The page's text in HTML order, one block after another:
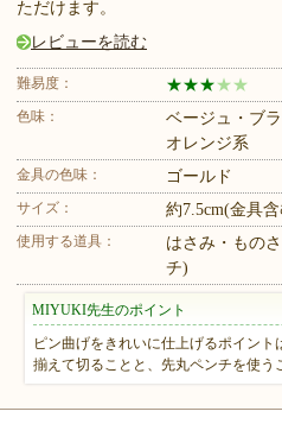
ただけます。
レビューを読む
難易度： ★★★ ★ ★
色味：
ベージュ・ブ
オレンジ系
金具の色味： ゴールド
サイズ： 約7.5cm(金具
使用する道具：
はさみ・もの
チ)
MIYUKI先生のポイント
ピン曲げをきれいに仕上げるポイント
揃えて切ることと、先丸ペンチを使う